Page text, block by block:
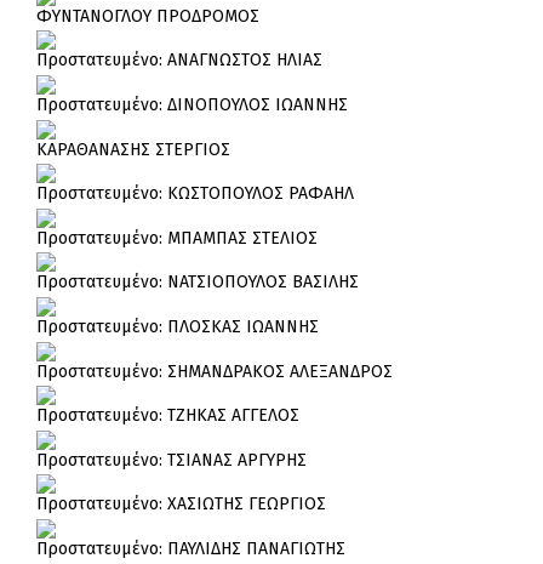
ΦΥΝΤΑΝΟΓΛΟΥ ΠΡΟΔΡΟΜΟΣ
Πρoστατευμένο: ΑΝΑΓΝΩΣΤΟΣ ΗΛΙΑΣ
Πρoστατευμένο: ΔΙΝΟΠΟΥΛΟΣ ΙΩΑΝΝΗΣ
ΚΑΡΑΘΑΝΑΣΗΣ ΣΤΕΡΓΙΟΣ
Πρoστατευμένο: ΚΩΣΤΟΠΟΥΛΟΣ ΡΑΦΑΗΛ
Πρoστατευμένο: ΜΠΑΜΠΑΣ ΣΤΕΛΙΟΣ
Πρoστατευμένο: ΝΑΤΣΙΟΠΟΥΛΟΣ ΒΑΣΙΛΗΣ
Πρoστατευμένο: ΠΛΟΣΚΑΣ ΙΩΑΝΝΗΣ
Πρoστατευμένο: ΣΗΜΑΝΔΡΑΚΟΣ ΑΛΕΞΑΝΔΡΟΣ
Πρoστατευμένο: ΤΖΗΚΑΣ ΑΓΓΕΛΟΣ
Πρoστατευμένο: ΤΣΙΑΝΑΣ ΑΡΓΥΡΗΣ
Πρoστατευμένο: ΧΑΣΙΩΤΗΣ ΓΕΩΡΓΙΟΣ
Πρoστατευμένο: ΠΑΥΛΙΔΗΣ ΠΑΝΑΓΙΩΤΗΣ